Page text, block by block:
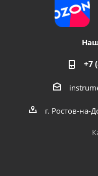
+7
г. Ростов-на-